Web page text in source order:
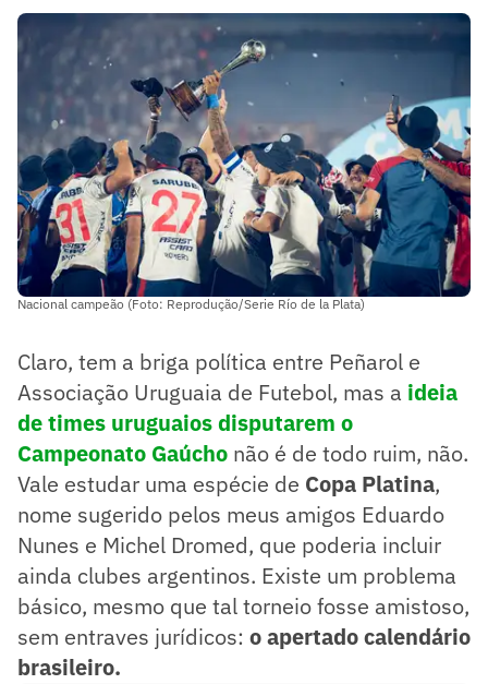
Nacional campeão (Foto: Reprodução/Serie Río de la Plata)
Claro, tem a briga política entre Peñarol e
Associação Uruguaia de Futebol, mas a ideia
de times uruguaios disputarem o
Campeonato Gaúcho não é de todo ruim, não.
Vale estudar uma espécie de Copa Platina,
nome sugerido pelos meus amigos Eduardo
Nunes e Michel Dromed, que poderia incluir
ainda clubes argentinos. Existe um problema
básico, mesmo que tal torneio fosse amistoso,
sem entraves jurídicos: o apertado calendário
brasileiro.